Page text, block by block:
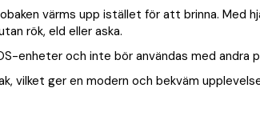
värms upp istället för att brinna. Med
rök, eld eller aska.
enheter och inte bör användas med andra
vilket ger en modern och bekväm